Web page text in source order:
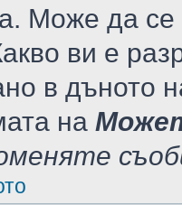
Може да се
ви е
в дъното
на